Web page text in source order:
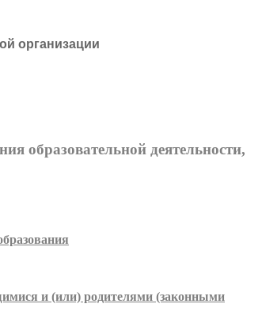
организации
образовательной деятельности,
и (или) родителями (законными